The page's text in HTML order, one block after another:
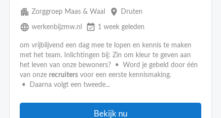
apartment Zorggroep Maas & Waal place Druten
language werkenbijzmw.nl event_available 1 week geleden
om vrijblijvend een dag mee te lopen en kennis te maken
met het team. Inlichtingen bij: Zin om kleur te geven aan
het leven van onze bewoners? • Word je gebeld door één
van onze recruiters voor een eerste kennismaking.
• Daarna volgt een tweede...
Bekijk nu